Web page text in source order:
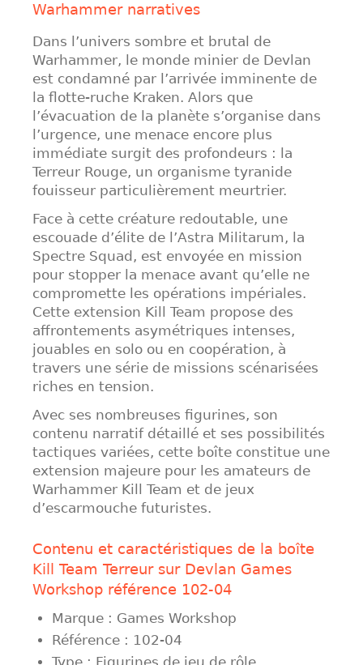
Warhammer narratives
Dans l’univers sombre et brutal de
Warhammer, le monde minier de Devlan
est condamné par l’arrivée imminente de
la flotte-ruche Kraken. Alors que
l’évacuation de la planète s’organise dans
l’urgence, une menace encore plus
immédiate surgit des profondeurs : la
Terreur Rouge, un organisme tyranide
fouisseur particulièrement meurtrier.
Face à cette créature redoutable, une
escouade d’élite de l’Astra Militarum, la
Spectre Squad, est envoyée en mission
pour stopper la menace avant qu’elle ne
compromette les opérations impériales.
Cette extension Kill Team propose des
affrontements asymétriques intenses,
jouables en solo ou en coopération, à
travers une série de missions scénarisées
riches en tension.
Avec ses nombreuses figurines, son
contenu narratif détaillé et ses possibilités
tactiques variées, cette boîte constitue une
extension majeure pour les amateurs de
Warhammer Kill Team et de jeux
d’escarmouche futuristes.
Contenu et caractéristiques de la boîte
Kill Team Terreur sur Devlan Games
Workshop référence 102-04
Marque : Games Workshop
Référence : 102-04